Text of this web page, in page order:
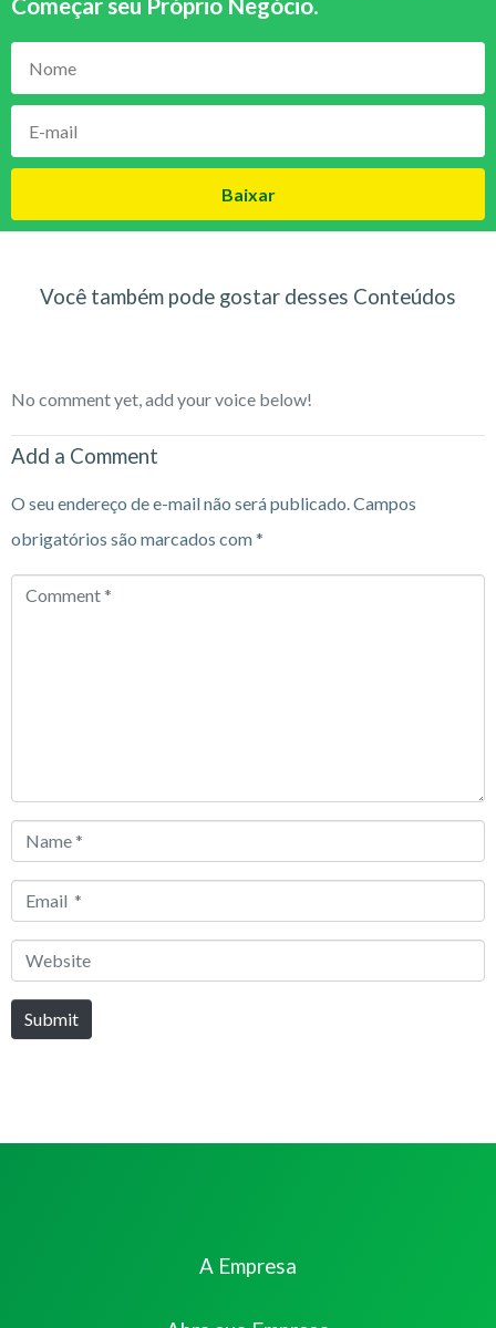
Baixar
Você também pode gostar desses Conteúdos
No comment yet, add your voice below!
Add a Comment
O seu endereço de e-mail não será publicado.Campos
obrigatórios são marcados com*
Comment
Name
Email
Website
Submit
A Empresa